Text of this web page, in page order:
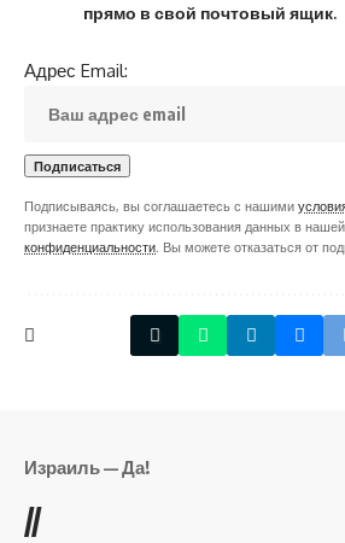
прямо в свой почтовый ящик.
Адрес Email:
Подписываясь, вы соглашаетесь с нашими
признаете практику использования данных в нашей
конфиденциальности . Вы можете отказаться от
Израиль — Да!
//